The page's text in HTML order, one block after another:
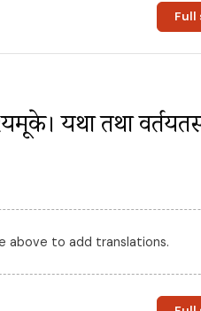
Full
यथा तथा
above to add translations.